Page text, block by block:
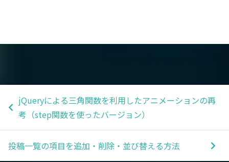
jQueryによる三角関数を利用したアニメーションの再
考（step関数を使ったバージョン）
投稿一覧の項目を追加・削除・並び替える方法